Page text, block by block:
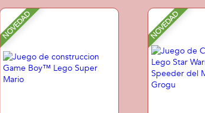
NOVEDAD NOVEDAD